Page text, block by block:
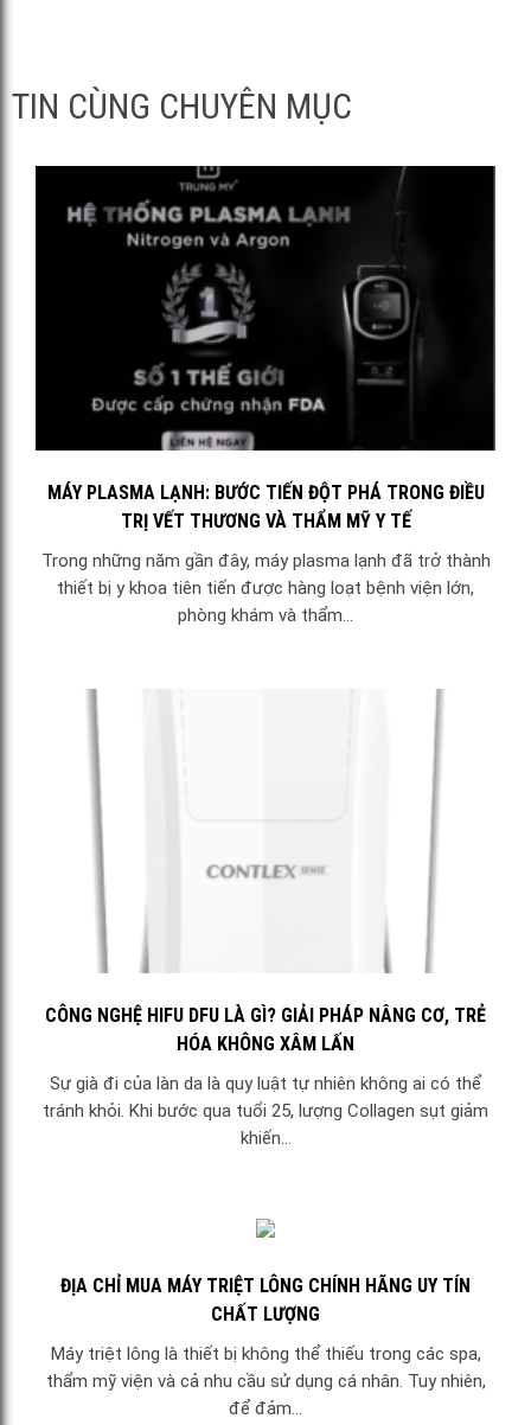
TIN CÙNG CHUYÊN MỤC
MÁY PLASMA LẠNH: BƯỚC TIẾN ĐỘT PHÁ TRONG ĐIỀU
TRỊ VẾT THƯƠNG VÀ THẨM MỸ Y TẾ
Trong những năm gần đây, máy plasma lạnh đã trở thành
thiết bị y khoa tiên tiến được hàng loạt bệnh viện lớn,
phòng khám và thẩm...
CÔNG NGHỆ HIFU DFU LÀ GÌ? GIẢI PHÁP NÂNG CƠ, TRẺ
HÓA KHÔNG XÂM LẤN
Sự già đi của làn da là quy luật tự nhiên không ai có thể
tránh khỏi. Khi bước qua tuổi 25, lượng Collagen sụt giảm
khiến...
ĐỊA CHỈ MUA MÁY TRIỆT LÔNG CHÍNH HÃNG UY TÍN
CHẤT LƯỢNG
Máy triệt lông là thiết bị không thể thiếu trong các spa,
thẩm mỹ viện và cả nhu cầu sử dụng cá nhân. Tuy nhiên,
để đảm...